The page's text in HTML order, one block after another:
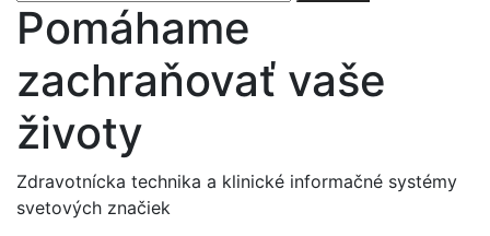
Pomáhame
zachraňovať vaše
životy
Zdravotnícka technika a klinické informačné systémy
svetových značiek